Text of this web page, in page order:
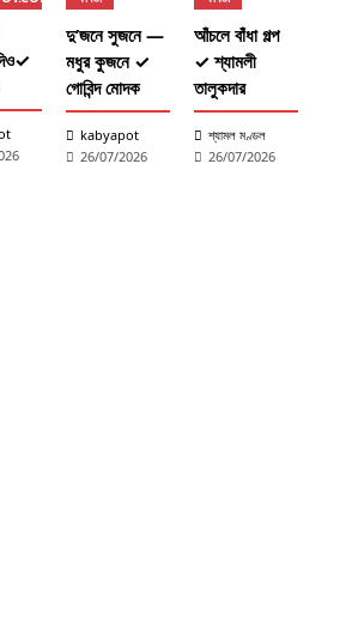
দু’জনে সুজনে —
মধুর কুজনে ✓
গোবিন্দ মোদক
kabyapot
26/07/2026
আঁচলে বাঁধা গল্প
✓ শ্যামলী
তালুকদার
শ্যামল মণ্ডল
26/07/2026